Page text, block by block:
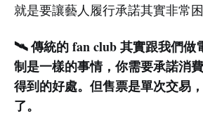
就是要讓藝人履行承諾其實非常困
🛰️ 傳統的 fan club 其實跟我們做
制是一樣的事情，你需要承諾消
得到的好處。但售票是單次交易
了。